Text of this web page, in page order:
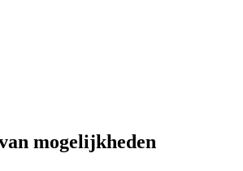
mogelijkheden